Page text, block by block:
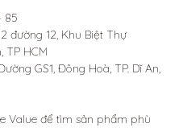
85
đường 12, Khu Biệt Thự
TP HCM
GS1, Đông Hoà, TP. Dĩ An,
Value để tìm sản phẩm phù